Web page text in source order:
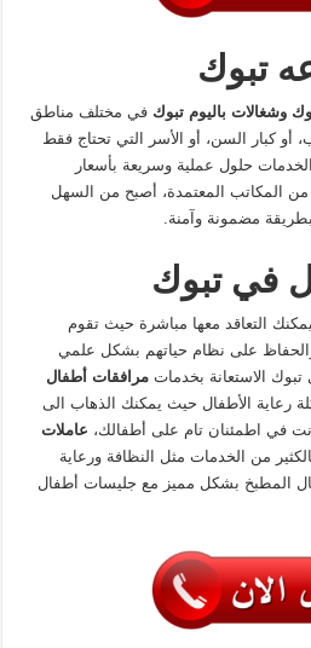
تبوك
وشغالات باليوم تبوك في مختلف مناطق
أو كبار السن، أو الأسر التي تحتاج فقط
حلول عملية وسريعة بأسعار
من المكاتب المعتمدة، أصبح من السهل
مضمونة وآمنة.
في تبوك
يمكنك التعاقد معها مباشرة حيث تقوم
على نظام حياتهم بشكل علمي
الاستعانة بخدماتمرافقات أطفال
الأطفال حيث يمكنك الذهاب الى
في اطمئنان تام على أطفالك، عاملات
من الخدمات مثل النظافة ورعاية
المطبخ بشكل مميز مع جليسات أطفال